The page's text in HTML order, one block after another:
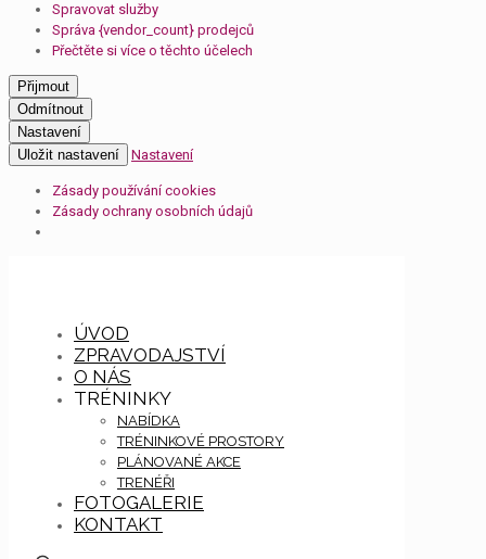
Spravovat služby
Správa {vendor_count} prodejců
Přečtěte si více o těchto účelech
Přijmout
Odmítnout
Nastavení
Uložit nastavení
Nastavení
Zásady používání cookies
Zásady ochrany osobních údajů
ÚVOD
ZPRAVODAJSTVÍ
O NÁS
TRÉNINKY
NABÍDKA
TRÉNINKOVÉ PROSTORY
PLÁNOVANÉ AKCE
TRENÉŘI
FOTOGALERIE
KONTAKT